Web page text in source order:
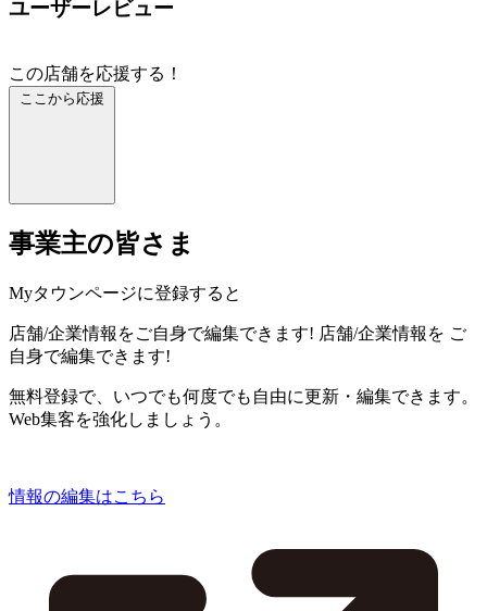
ユーザーレビュー
この店舗を応援する！
ここから応援
事業主の皆さま
Myタウンページに登録すると
店舗/企業情報をご自身で編集できます! 店舗/企業情報を ご
自身で編集できます!
無料登録で、いつでも何度でも自由に更新・編集できます。
Web集客を強化しましょう。
情報の編集はこちら